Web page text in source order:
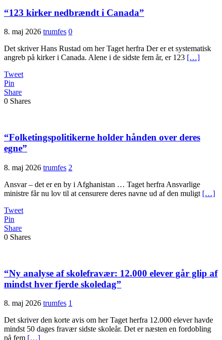
“123 kirker nedbrændt i Canada”
8. maj 2026 trumfes 0
Det skriver Hans Rustad om her Taget herfra Der er et systematisk
angreb på kirker i Canada. Alene i de sidste fem år, er 123 […]
Tweet
Pin
Share
0 Shares
“Folketingspolitikerne holder hånden over deres
egne”
8. maj 2026 trumfes 2
Ansvar – det er en by i Afghanistan … Taget herfra Ansvarlige
ministre får nu lov til at censurere deres navne ud af den muligt […]
Tweet
Pin
Share
0 Shares
“Ny analyse af skolefravær: 12.000 elever går glip af
mindst hver fjerde skoledag”
8. maj 2026 trumfes 1
Det skriver den korte avis om her Taget herfra 12.000 elever havde
mindst 50 dages fravær sidste skoleår. Det er næsten en fordobling
på fem […]